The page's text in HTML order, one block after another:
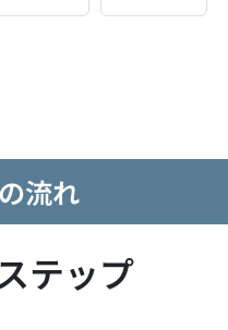
流れ
テップ